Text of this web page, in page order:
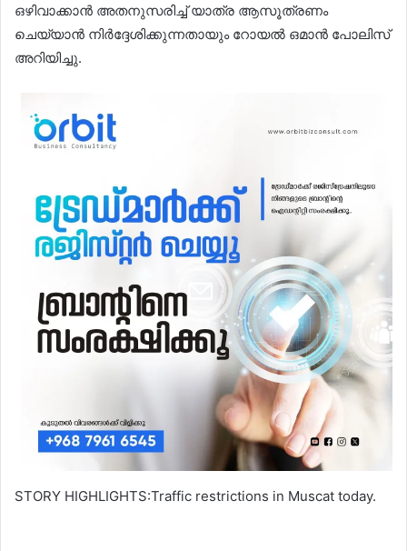
ഒഴിവാക്കാൻ അതനുസരിച്ച് യാത്ര ആസൂത്രണം
ചെയ്യാൻ നിർദ്ദേശിക്കുന്നതായും റോയൽ ഒമാൻ പോലിസ്
അറിയിച്ചു.
STORY HIGHLIGHTS:Traffic restrictions in Muscat today.